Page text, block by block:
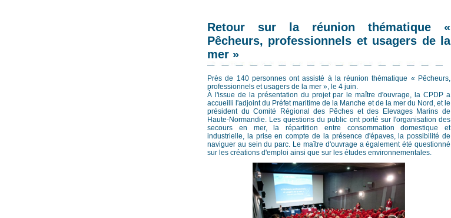
Retour sur la réunion thématique «
Pêcheurs, professionnels et usagers de la
mer »
Près de 140 personnes ont assisté à la réunion thématique « Pêcheurs,
professionnels et usagers de la mer », le 4 juin.
À l'issue de la présentation du projet par le maître d'ouvrage, la CPDP a
accueilli l'adjoint du Préfet maritime de la Manche et de la mer du Nord, et le
président du Comité Régional des Pêches et des Elevages Marins de
Haute-Normandie. Les questions du public ont porté sur l'organisation des
secours en mer, la répartition entre consommation domestique et
industrielle, la prise en compte de la présence d'épaves, la possibilité de
naviguer au sein du parc. Le maître d'ouvrage a également été questionné
sur les créations d'emploi ainsi que sur les études environnementales.